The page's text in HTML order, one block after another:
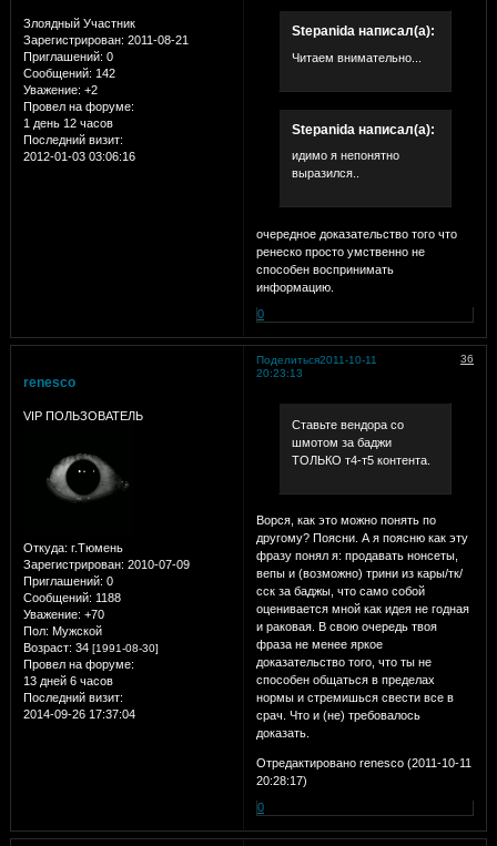
Злоядный Участник
Зарегистрирован: 2011-08-21
Приглашений: 0
Сообщений: 142
Уважение: +2
Провел на форуме:
1 день 12 часов
Последний визит:
2012-01-03 03:06:16
Stepanida написал(а):
Читаем внимательно...
Stepanida написал(а):
идимо я непонятно
выразился..
очередное доказательство того что
ренеско просто умственно не
способен воспринимать
информацию.
0
Поделиться 36
2011-10-11
20:23:13
renesco
VIP ПОЛЬЗОВАТЕЛЬ
Откуда: г.Тюмень
Зарегистрирован: 2010-07-09
Приглашений: 0
Сообщений: 1188
Уважение: +70
Пол: Мужской
Возраст: 34 [1991-08-30]
Провел на форуме:
13 дней 6 часов
Последний визит:
2014-09-26 17:37:04
Ставьте вендора со
шмотом за баджи
ТОЛЬКО т4-т5 контента.
Ворся, как это можно понять по
другому? Поясни. А я поясню как эту
фразу понял я: продавать нонсеты,
вепы и (возможно) трини из кары/тк/
сск за баджы, что само собой
оценивается мной как идея не годная
и раковая. В свою очередь твоя
фраза не менее яркое
доказательство того, что ты не
способен общаться в пределах
нормы и стремишься свести все в
срач. Что и (не) требовалось
доказать.
Отредактировано renesco (2011-10-11
20:28:17)
0